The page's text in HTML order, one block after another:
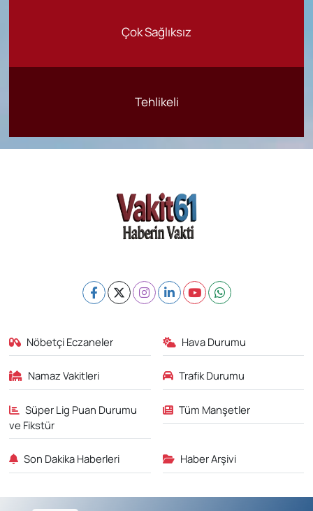
Çok Sağlıksız
Tehlikeli
Nöbetçi Eczaneler Hava Durumu
Namaz Vakitleri Trafik Durumu
Süper Lig Puan Durumu
ve Fikstür
Tüm Manşetler
Son Dakika Haberleri Haber Arşivi